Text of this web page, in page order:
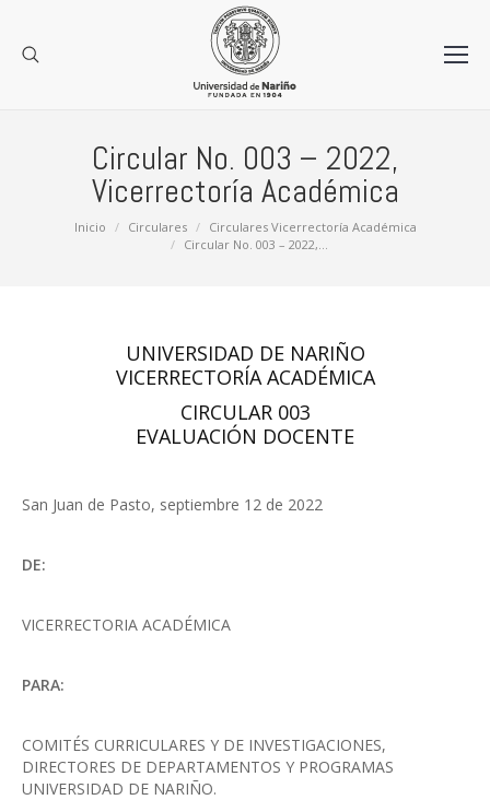
Circular No. 003 – 2022,
Vicerrectoría Académica
Estás aquí:
Inicio Circulares
Circulares Vicerrectoría Académica
Circular No. 003 – 2022,…
UNIVERSIDAD DE NARIÑO
VICERRECTORÍA ACADÉMICA
CIRCULAR 003
EVALUACIÓN DOCENTE
San Juan de Pasto, septiembre 12 de 2022
DE:
VICERRECTORIA ACADÉMICA
PARA:
COMITÉS CURRICULARES Y DE INVESTIGACIONES,
DIRECTORES DE DEPARTAMENTOS Y PROGRAMAS
UNIVERSIDAD DE NARIÑO.